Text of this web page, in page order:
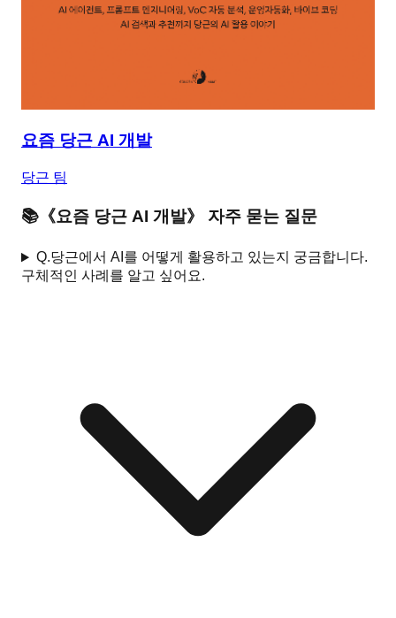
요즘 당근 AI 개발
당근 팀
📚 《요즘 당근 AI 개발》 자주 묻는 질문
Q.당근에서 AI를 어떻게 활용하고 있는지 궁금합니다.
구체적인 사례를 알고 싶어요.